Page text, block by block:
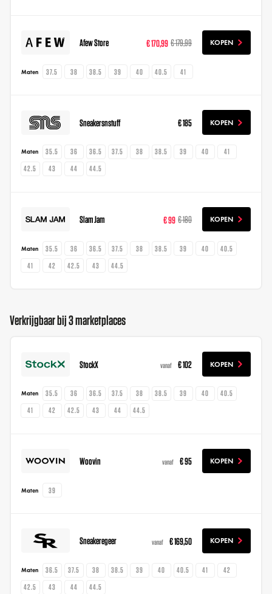
Afew Store € 170,99 € 179,99 KOPEN
Maten 37.5 38 38.5 39 40 40.5 41
Sneakersnstuff € 185 KOPEN
Maten 35.5 36 36.5 37.5 38 38.5 39 40
41
42.5
43 44 44.5
Slam Jam € 99 € 180 KOPEN
Maten 35.5 36 36.5 37.5 38 38.5 39 40
40.5
41
42 42.5 43 44.5
Verkrijgbaar bij 3 marketplaces
StockX vanaf € 102 KOPEN
Maten 35.5 36 36.5 37.5 38 38.5 39 40
40.5
41
42 42.5 43 44 44.5
Woovin vanaf € 95 KOPEN
Maten 39
Sneakeregeer vanaf € 169,50 KOPEN
Maten 36.5 37.5 38 38.5 39 40 40.5 41
42
42.5
43 44 44.5